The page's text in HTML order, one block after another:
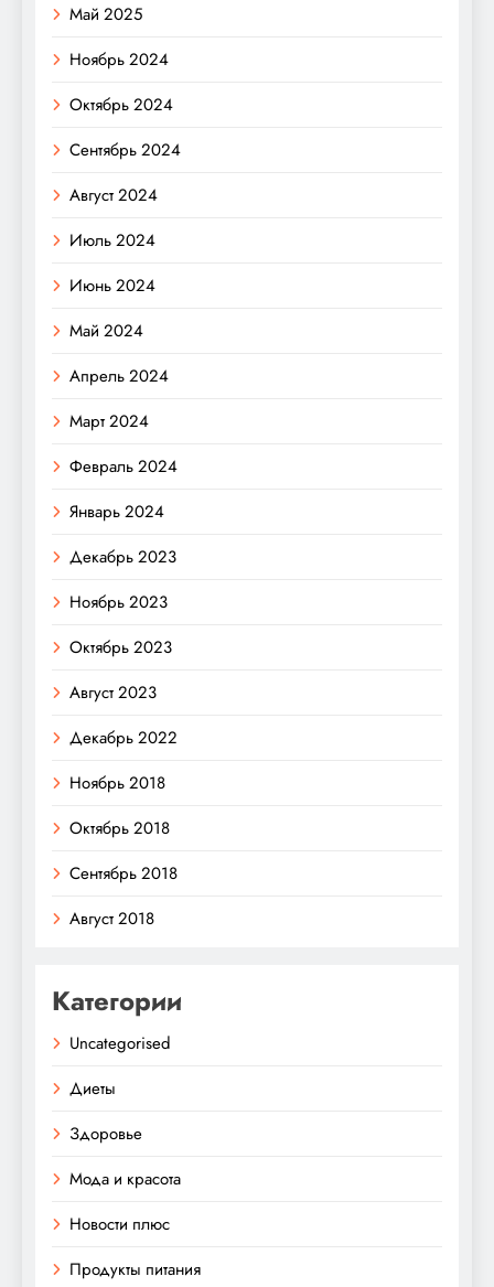
Май 2025
Ноябрь 2024
Октябрь 2024
Сентябрь 2024
Август 2024
Июль 2024
Июнь 2024
Май 2024
Апрель 2024
Март 2024
Февраль 2024
Январь 2024
Декабрь 2023
Ноябрь 2023
Октябрь 2023
Август 2023
Декабрь 2022
Ноябрь 2018
Октябрь 2018
Сентябрь 2018
Август 2018
Категории
Uncategorised
Диеты
Здоровье
Мода и красота
Новости плюс
Продукты питания